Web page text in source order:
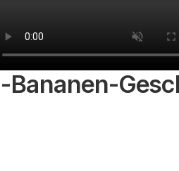
Bananen-